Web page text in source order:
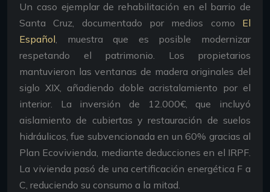
Un caso ejemplar de rehabilitación en el barrio de
Santa Cruz, documentado por medios como El
Español, muestra que es posible modernizar
respetando el patrimonio. Los propietarios
mantuvieron las ventanas de madera originales del
siglo XIX, añadiendo doble acristalamiento por el
interior. La inversión de 12.000€, que incluyó
aislamiento de cubiertas y restauración de suelos
hidráulicos, fue subvencionada en un 60% gracias al
Plan Ecovivienda, mediante deducciones en el IRPF.
La vivienda pasó de una certificación energética F a
C, reduciendo su consumo a la mitad.